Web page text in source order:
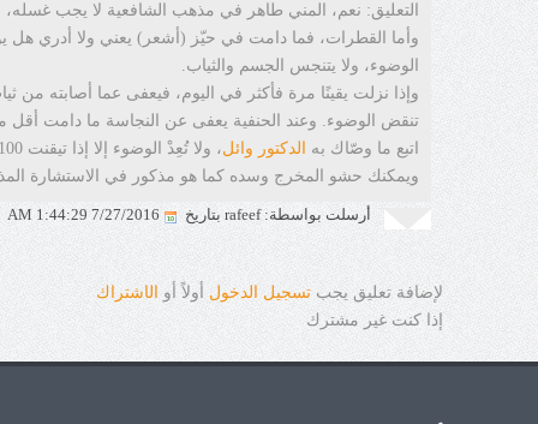
التعليق: نعم، المني طاهر في مذهب الشافعية لا يجب غسله،
وأما القطرات، فما دامت في حيّز (أشعر) يعني ولا أدري هل
الوضوء، ولا يتنجس الجسم والثياب.
وإذا نزلت يقينًا مرة فأكثر في اليوم، فيعفى عما أصابته من
تنقض الوضوء. وعند الحنفية يعفى عن النجاسة ما دامت
اتبع ما وصّاك به
الدكتور وائل، ولا تُعِدْ الوضوء إلا إذا تيقنت 100% نزول قطرات.
ويمكنك حشو المخرج وسده كما هو مذكور في الاستشارة
أرسلت بواسطة: rafeef بتاريخ 7/27/2016 1:44:29 AM
لإضافة تعليق يجب تسجيل الدخول أولاً أو الاشتراك
إذا كنت غير مشترك